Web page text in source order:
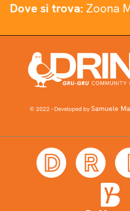
Dove si trova: Zoona
© 2022 - Developed bySamuele